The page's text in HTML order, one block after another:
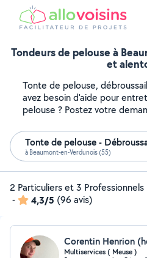
Tondeurs de pelouse à
et
Tonte de pelouse,
avez besoin d'aide pour
pelouse ? Postez votre
Tonte de pelouse -
à Beaumont-en-Verdunois (55)
2 Particuliers et 3
-
4,3/5 (96 avis)
Corentin Henrion
Multiservices ( Meuse )